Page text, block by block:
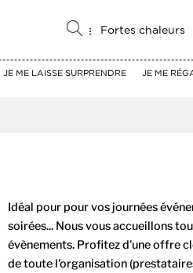
Fortes chaleurs
JE ME LAISSE SURPRENDRE JE ME
Idéal pour pour vos journées
soirées... Nous vous accueillons
évènements. Profitez d'une offre
de toute l'organisation